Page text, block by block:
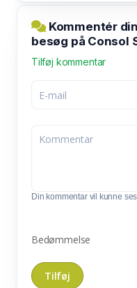
Kommentér
besøg på Consol
Tilføj kommentar
Din kommentar vil kunne
Bedømmelse